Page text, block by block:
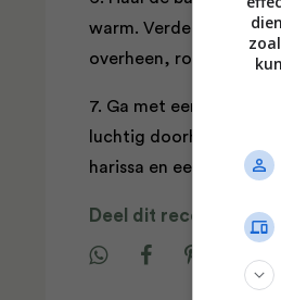
warm. Verdeel de
overheen, roer even
7. Ga met een vork
luchtig doorheen.
harissa en een schep
Deel dit recept